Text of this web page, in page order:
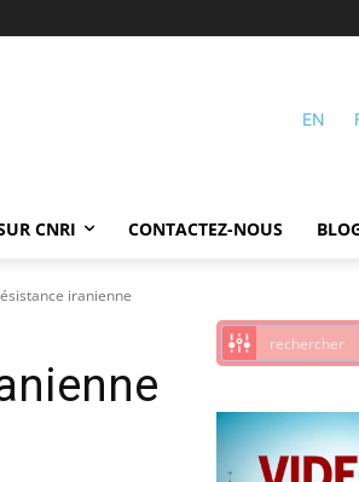
EN
CNRI CONTACTEZ-NOUS
iranienne